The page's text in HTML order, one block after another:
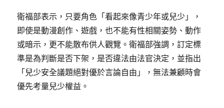
衛福部表示，只要角色「看起來像青少年或兒少」，
即使是動漫創作、遊戲，也不能有性相關姿勢、動作
或暗示，更不能散布供人觀覽。衛福部強調，訂定標
準是為判斷是否下架，是否違法由法官決定，並指出
「兒少安全議題絕對優於言論自由」，無法兼顧時會
優先考量兒少權益。